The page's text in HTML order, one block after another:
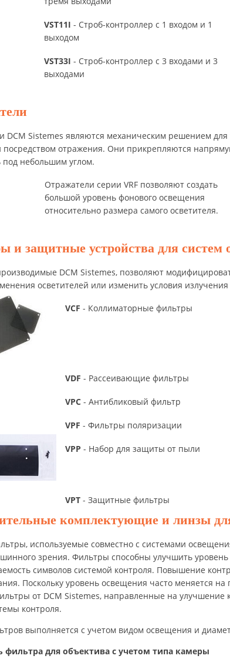
VST11I - Строб-контроллер с 1 входом и 1
выходом
VST33I - Строб-контроллер с 3 входами и 3
выходами
DCM Sistemes являются механическим решением
посредством отражения. Они прикрепляются
под небольшим углом.
Отражатели серии VRF позволяют создать
большой уровень фонового освещения
относительно размера самого осветителя.
и защитные устройства для систем
DCM Sistemes, позволяют
осветителей или изменить условия излучения
VCF - Коллиматорные фильтры
VDF - Рассеивающие фильтры
VPC - Антибликовый фильтр
VPF - Фильтры поляризации
VPP - Набор для защиты от пыли
VPT - Защитные фильтры
комплектующие и линзы
используемые совместно с системами
зрения. Фильтры способны улучшить
символов системой контроля. Повышение
Поскольку уровень освещения часто меняется
от DCM Sistemes, направленные на улучшение
контроля.
выполняется с учетом видом освещения и
фильтра для объектива с учетом типа камеры